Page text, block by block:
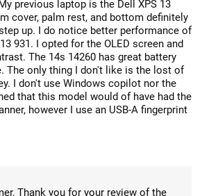
previous laptop is the Dell XPS 13
cover, palm rest, and bottom definitely
up. I do notice better performance of
931. I opted for the OLED screen and
The 14s 14260 has great battery
The only thing I don't like is the lost of
I don't use Windows copilot nor the
that this model would of have had the
however I use an USB-A fingerprint
Thank you for your review of the